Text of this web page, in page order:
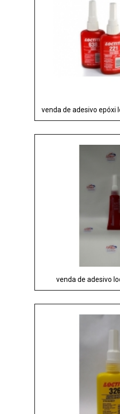
venda de adesivo epóxi
venda de adesivo